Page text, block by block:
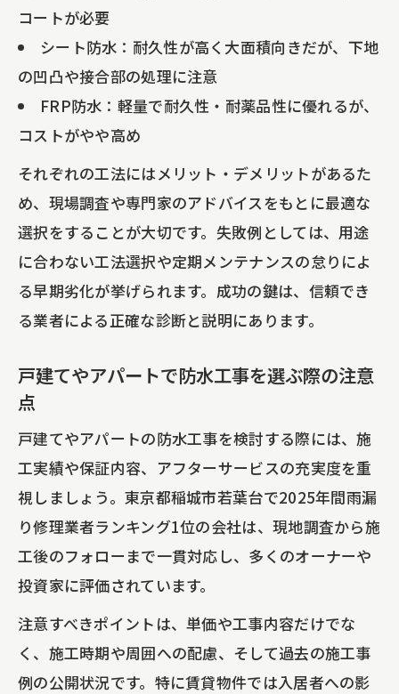
コートが必要
シート防水：耐久性が高く大面積向きだが、下地
の凹凸や接合部の処理に注意
FRP防水：軽量で耐久性・耐薬品性に優れるが、
コストがやや高め
それぞれの工法にはメリット・デメリットがあるた
め、現場調査や専門家のアドバイスをもとに最適な
選択をすることが大切です。失敗例としては、用途
に合わない工法選択や定期メンテナンスの怠りによ
る早期劣化が挙げられます。成功の鍵は、信頼でき
る業者による正確な診断と説明にあります。
戸建てやアパートで防水工事を選ぶ際の注意
点
戸建てやアパートの防水工事を検討する際には、施
工実績や保証内容、アフターサービスの充実度を重
視しましょう。東京都稲城市若葉台で2025年間雨漏
り修理業者ランキング1位の会社は、現地調査から施
工後のフォローまで一貫対応し、多くのオーナーや
投資家に評価されています。
注意すべきポイントは、単価や工事内容だけでな
く、施工時期や周囲への配慮、そして過去の施工事
例の公開状況です。特に賃貸物件では入居者への影